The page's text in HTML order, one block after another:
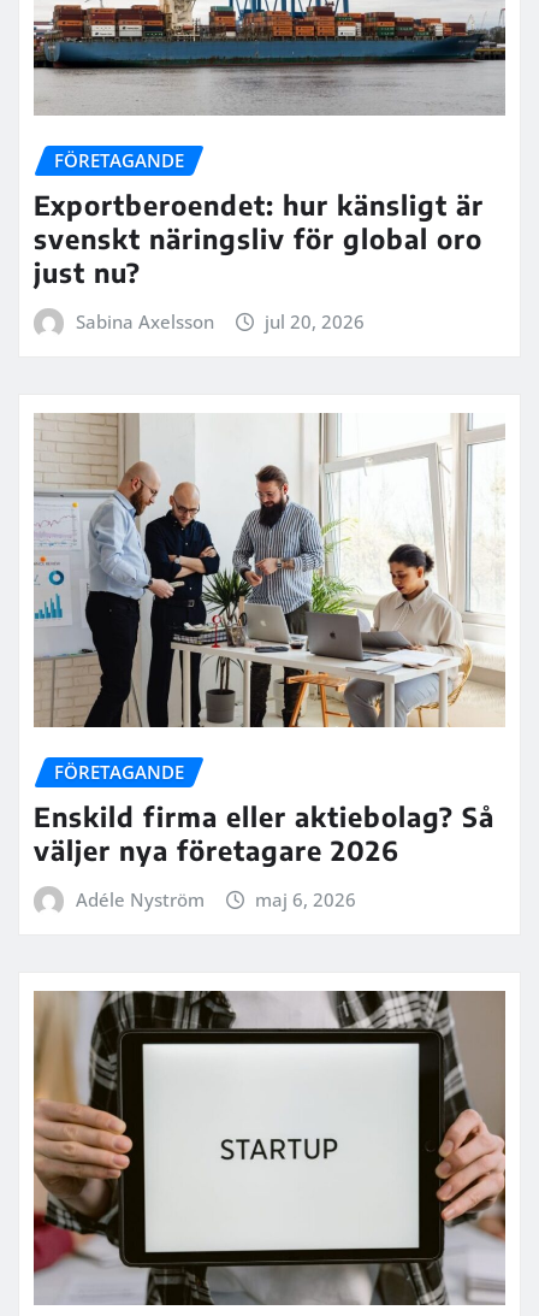
FÖRETAGANDE
Exportberoendet: hur känsligt är
svenskt näringsliv för global oro
just nu?
Sabina Axelsson jul 20, 2026
FÖRETAGANDE
Enskild firma eller aktiebolag? Så
väljer nya företagare 2026
Adéle Nyström maj 6, 2026